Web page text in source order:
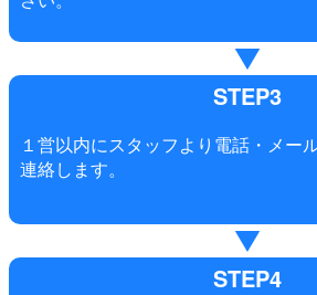
STEP3
１営以内にスタッフより電話・メー
連絡します。
STEP4